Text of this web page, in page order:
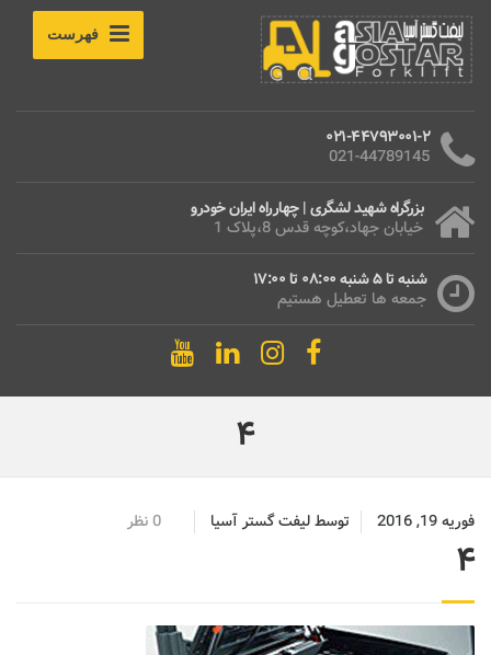
فهرست
021-44793001-2
021-44789145
بزرگراه شهید لشگری | چهارراه ایران خودرو
خیابان جهاد،کوچه قدس 8،پلاک 1
شنبه تا 5 شنبه 08:00 تا 17:00
جمعه ها تعطیل هستیم
4
فوریه 19, 2016 توسطلیفت گستر آسیا 0 نظر
4